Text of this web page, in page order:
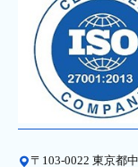
〒103-0022 東京都